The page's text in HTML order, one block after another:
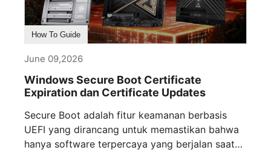
How To Guide
June 09,2026
Windows Secure Boot Certificate
Expiration dan Certificate Updates
Secure Boot adalah fitur keamanan berbasis
UEFI yang dirancang untuk memastikan bahwa
hanya software terpercaya yang berjalan saat